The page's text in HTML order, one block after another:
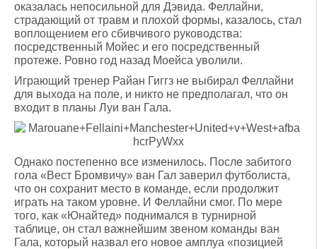
оказалась непосильной для Дэвида. Феллайни,
страдающий от травм и плохой формы, казалось, стал
воплощением его сбивчивого руководства:
посредственный Мойес и его посредственный
протеже. Ровно год назад Моейса уволили.
Играющий тренер Райан Гиггз не выбирал Феллайни
для выхода на поле, и никто не предполагал, что он
входит в планы Луи ван Гала.
Однако постепенно все изменилось. После забитого
гола «Вест Бромвичу» ван Гал заверил футболиста,
что он сохранит место в команде, если продолжит
играть на таком уровне. И Феллайни смог. По мере
того, как «Юнайтед» поднимался в турнирной
таблице, он стал важнейшим звеном команды ван
Гала, который назвал его новое амплуа «позицией